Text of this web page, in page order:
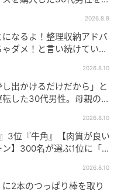
米を一定量をすくえる
度すくうだけで、生米1
2026.8.9
なるよ！整理収納アドバ
ダメ！と言い続けている
2026.8.10
出かけるだけだから」と
した30代男性。母親の言
2026.8.10
3位『牛角』【肉質が良い
】300名が選ぶ1位に「非
2026.8.10
に2本のつっぱり棒を取り